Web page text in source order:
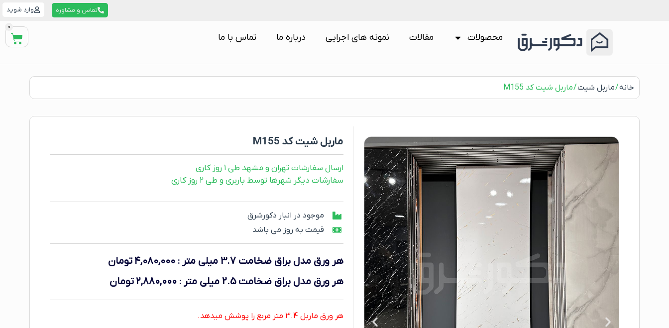
تماس و مشاوره وارد شوید
محصولات مقالات نمونه های اجرایی درباره ما تماس با ما
0
خانه/ماربل شیت/ ماربل شیت کد M155
ماربل شیت کد M155
ارسال سفارشات تهران و مشهد طی ۱ روز کاری
سفارشات دیگر شهرها توسط باربری و طی ۲ روز کاری
موجود در انبار دکورشرق
قیمت به روز می باشد
هر ورق مدل براق ضخامت 3.7 میلی متر : ۴,۰۸۰,۰۰۰تومان
هر ورق مدل براق ضخامت 2.5 میلی متر : ۲,۸۸۰,۰۰۰تومان
هر ورق ماربل 3.4 متر مربع را پوشش میدهد.